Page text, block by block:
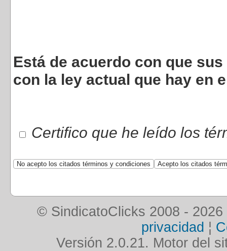
Está de acuerdo con que
con la ley actual que hay en
Certifico que he leído los
© SindicatoClicks 2008 - 2026
privacidad ¦
Versión 2.0.21. Motor del